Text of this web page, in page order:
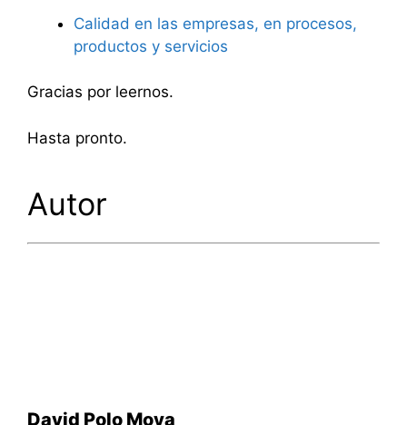
Calidad en las empresas, en procesos,
productos y servicios
Gracias por leernos.
Hasta pronto.
Autor
David Polo Moya